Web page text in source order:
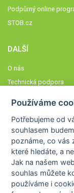
Podpůrný online
STOB.cz
DALŠÍ
O nás
Technická podpora
Členové STOBklubu
Zásady nakládání s
Otestujte se
Spočítejte si
Výzva 52
Používáme
Potřebujeme od
souhlasem
poznáme,co vás
které hledáte, a
Jak na našem
souhlas můžete
používáme i